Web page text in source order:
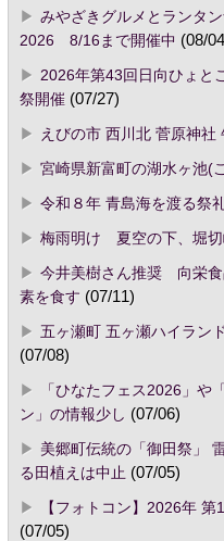
みやざきグルメとランタ
2026 8/16まで開催中 (08/
2026年第43回日向ひょ
祭開催(07/27)
えびの市 西川北 菅原神
宮崎県新富町の湖水ヶ池(
令和８年 青島海を渡る
梅雨明け 夏空の下、堀切
今井美樹さん推奨 向栄食
素を食す (07/11)
五ヶ瀬町 五ヶ瀬ハイラン
(07/08)
「ひなたフェス2026」や
ン」の情報少し (07/06)
美郷町伝統の「御田祭」
る田植えは中止 (07/05)
【フォトコン】2026年
(07/05)